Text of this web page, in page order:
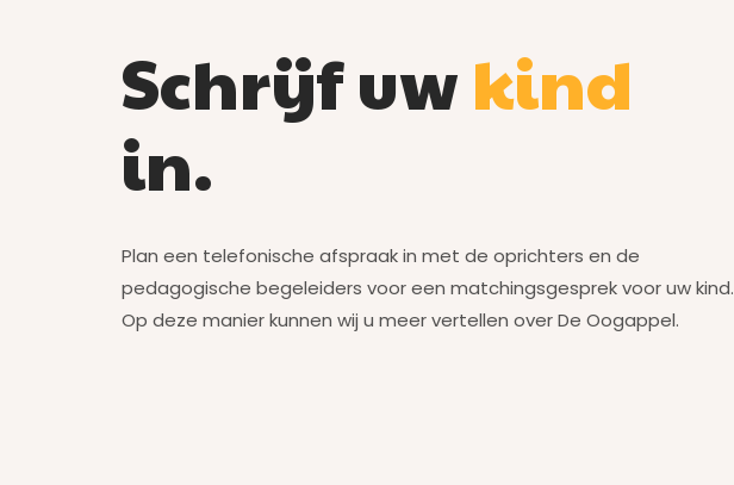
Schrijf uwkind
in.
Plan een telefonische afspraak in met de oprichters en de
pedagogische begeleiders voor een matchingsgesprek voor uw kind.
Op deze manier kunnen wij u meer vertellen over De Oogappel.